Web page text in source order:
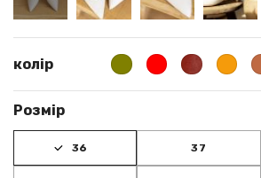
колір
Розмір
36 37